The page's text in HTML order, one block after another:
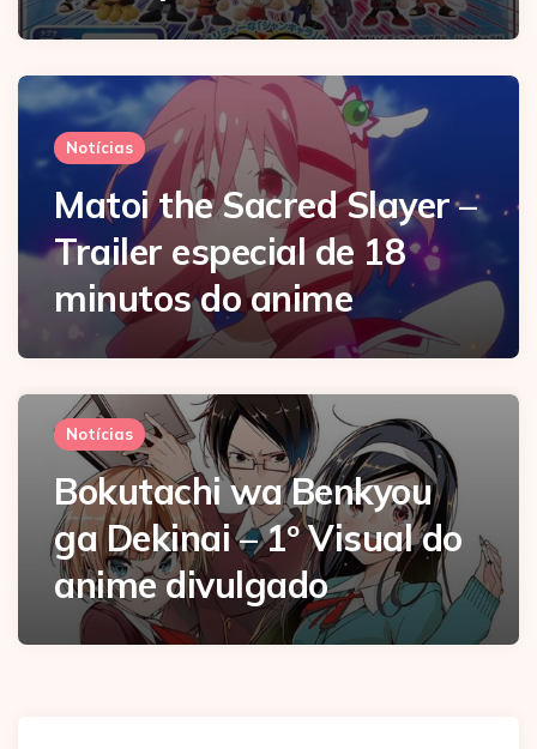
Notícias
Matoi the Sacred Slayer –
Trailer especial de 18
minutos do anime
Notícias
Bokutachi wa Benkyou
ga Dekinai – 1º Visual do
anime divulgado